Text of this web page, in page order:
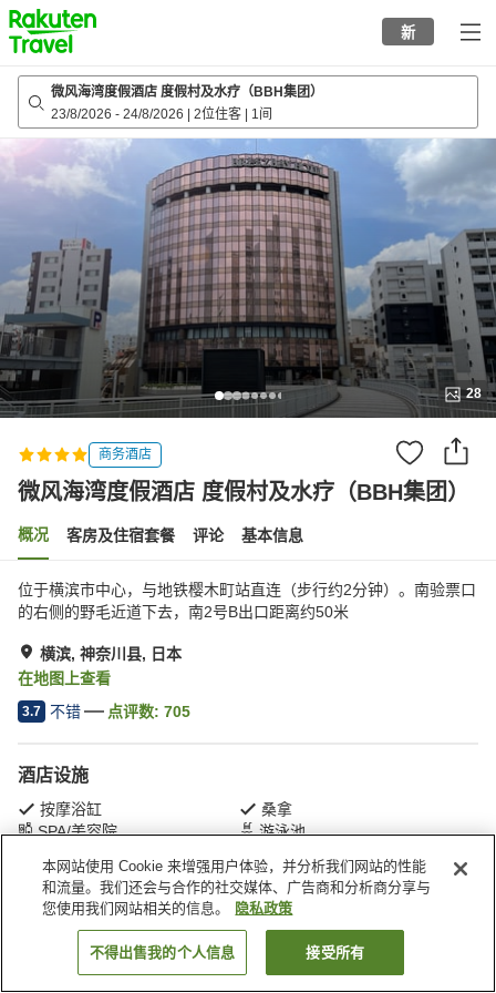
to
top
page
新
微风海湾度假酒店 度假村及水疗（BBH集团）
23/8/2026 - 24/8/2026 2位住客 1间
28
商务酒店
微风海湾度假酒店 度假村及水疗（BBH集团）
概况 客房及住宿套餐 评论 基本信息
位于横滨市中心，与地铁樱木町站直连（步行约2分钟）。南验票口
的右侧的野毛近道下去，南2号B出口距离约50米
横滨, 神奈川县, 日本
在地图上查看
3.7 不错 点评数: 705
酒店设施
按摩浴缸
桑拿
SPA/美容院
游泳池
首页 日本 神奈川县
横滨
微风海湾度假酒店 度假村及水疗（BBH集团）
搜索客房
本网站使用 Cookie 来增强用户体验，并分析我们网站的性能
和流量。我们还会与合作的社交媒体、广告商和分析商分享与
您使用我们网站相关的信息。
隐私政策
不得出售我的个人信息 接受所有